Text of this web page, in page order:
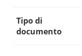
Tipo di
documento